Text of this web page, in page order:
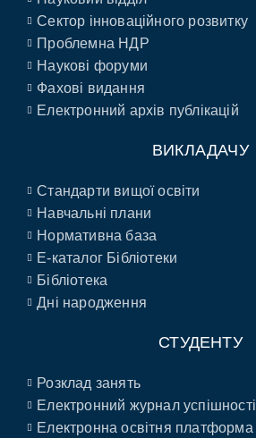
Сектор інноваційного розвитку
Проблемна НДР
Наукові форуми
Фахові видання
Електронний архів публікацій
ВИКЛАДАЧУ
Стандарти вищої освіти
Навчальні плани
Нормативна база
E-каталог Бібліотеки
Бібліотека
Дні народження
СТУДЕНТУ
Розклад занять
Електронний журнал успішності
Електронна освітня платформа